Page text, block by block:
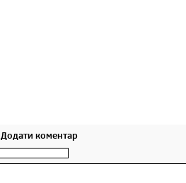
Додати коментар